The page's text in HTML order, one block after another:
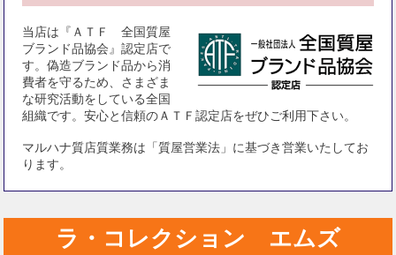
当店は『ＡＴＦ 全国質屋
ブランド品協会』認定店で
す。偽造ブランド品から消
費者を守るため、さまざま
な研究活動をしている全国
組織です。安心と信頼のＡＴＦ認定店をぜひご利用下さい。
マルハナ質店質業務は「質屋営業法」に基づき営業いたしてお
ります。
ラ・コレクション エムズ